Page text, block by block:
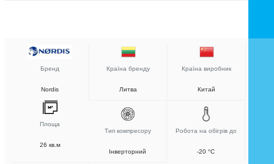
Бренд
Nordis
Країна бренду
Литва
Країна виробник
Китай
Площа
26 кв.м
Тип компресору
Інверторний
Робота на обігрів до
-20 °C